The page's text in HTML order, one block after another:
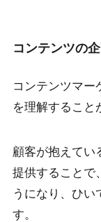
コンテンツの
コンテンツマー
を理解すること
顧客が抱えてい
提供することで
うになり、ひい
す。